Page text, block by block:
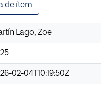
de ítem
Lago, Zoe
02-04T10:19:50Z